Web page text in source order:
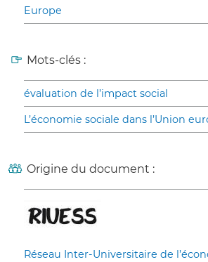
Europe
Mots-clés :
évaluation de l’impact social
L’économie sociale dans l’Union
Origine du document :
Réseau Inter-Universitaire de